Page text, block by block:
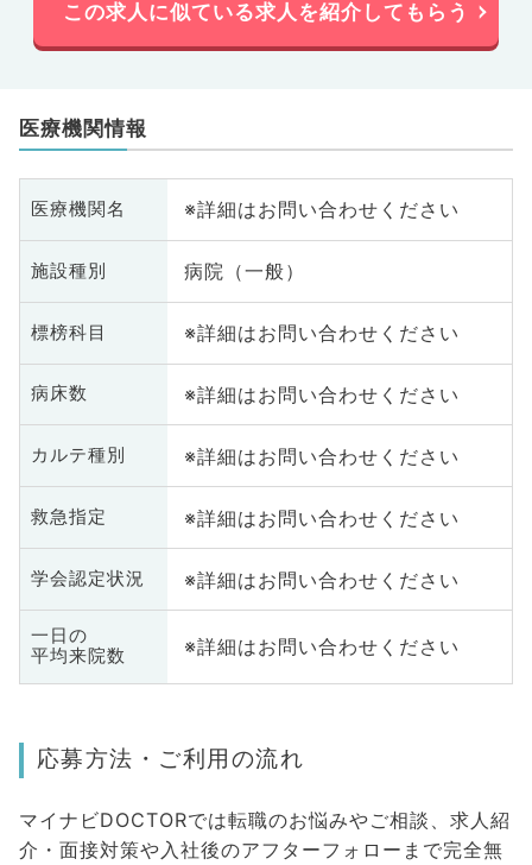
この求人に似ている求人を紹介してもらう
医療機関情報
医療機関名 ※詳細はお問い合わせください
施設種別 病院（一般）
標榜科目 ※詳細はお問い合わせください
病床数 ※詳細はお問い合わせください
カルテ種別 ※詳細はお問い合わせください
救急指定 ※詳細はお問い合わせください
学会認定状況 ※詳細はお問い合わせください
一日の
平均来院数
※詳細はお問い合わせください
応募方法・ご利用の流れ
マイナビDOCTORでは転職のお悩みやご相談、求人紹
介・面接対策や入社後のアフターフォローまで完全無